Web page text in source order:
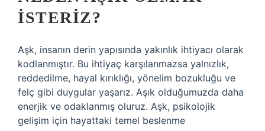
ISTERIZ?
Aşk, insanın derin yapısında yakınlık ihtiyacı olarak
kodlanmıştır. Bu ihtiyaç karşılanmazsa yalnızlık,
reddedilme, hayal kırıklığı, yönelim bozukluğu ve
felç gibi duygular yaşarız. Aşık olduğumuzda daha
enerjik ve odaklanmış oluruz. Aşk, psikolojik
gelişim için hayattaki temel beslenme